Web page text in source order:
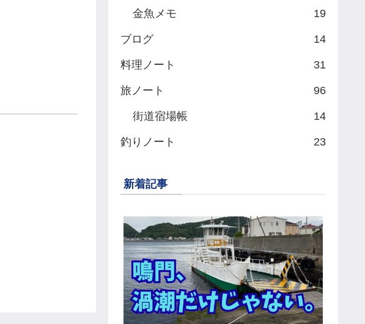
金魚メモ 19
ブログ 14
料理ノート 31
旅ノート 96
街道宿場帳 14
釣りノート 23
新着記事